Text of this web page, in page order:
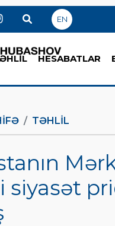
EN
HESABATLAR
TƏHLİL
siyasət